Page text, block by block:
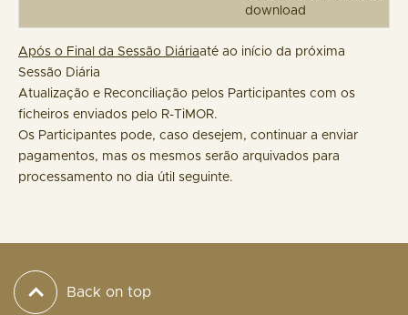
download
Após o Final da Sessão Diáriaaté ao início da próxima
Sessão Diária
Atualização e Reconciliação pelos Participantes com os
ficheiros enviados pelo R-TiMOR.
Os Participantes pode, caso desejem, continuar a enviar
pagamentos, mas os mesmos serão arquivados para
processamento no dia útil seguinte.
Back on top